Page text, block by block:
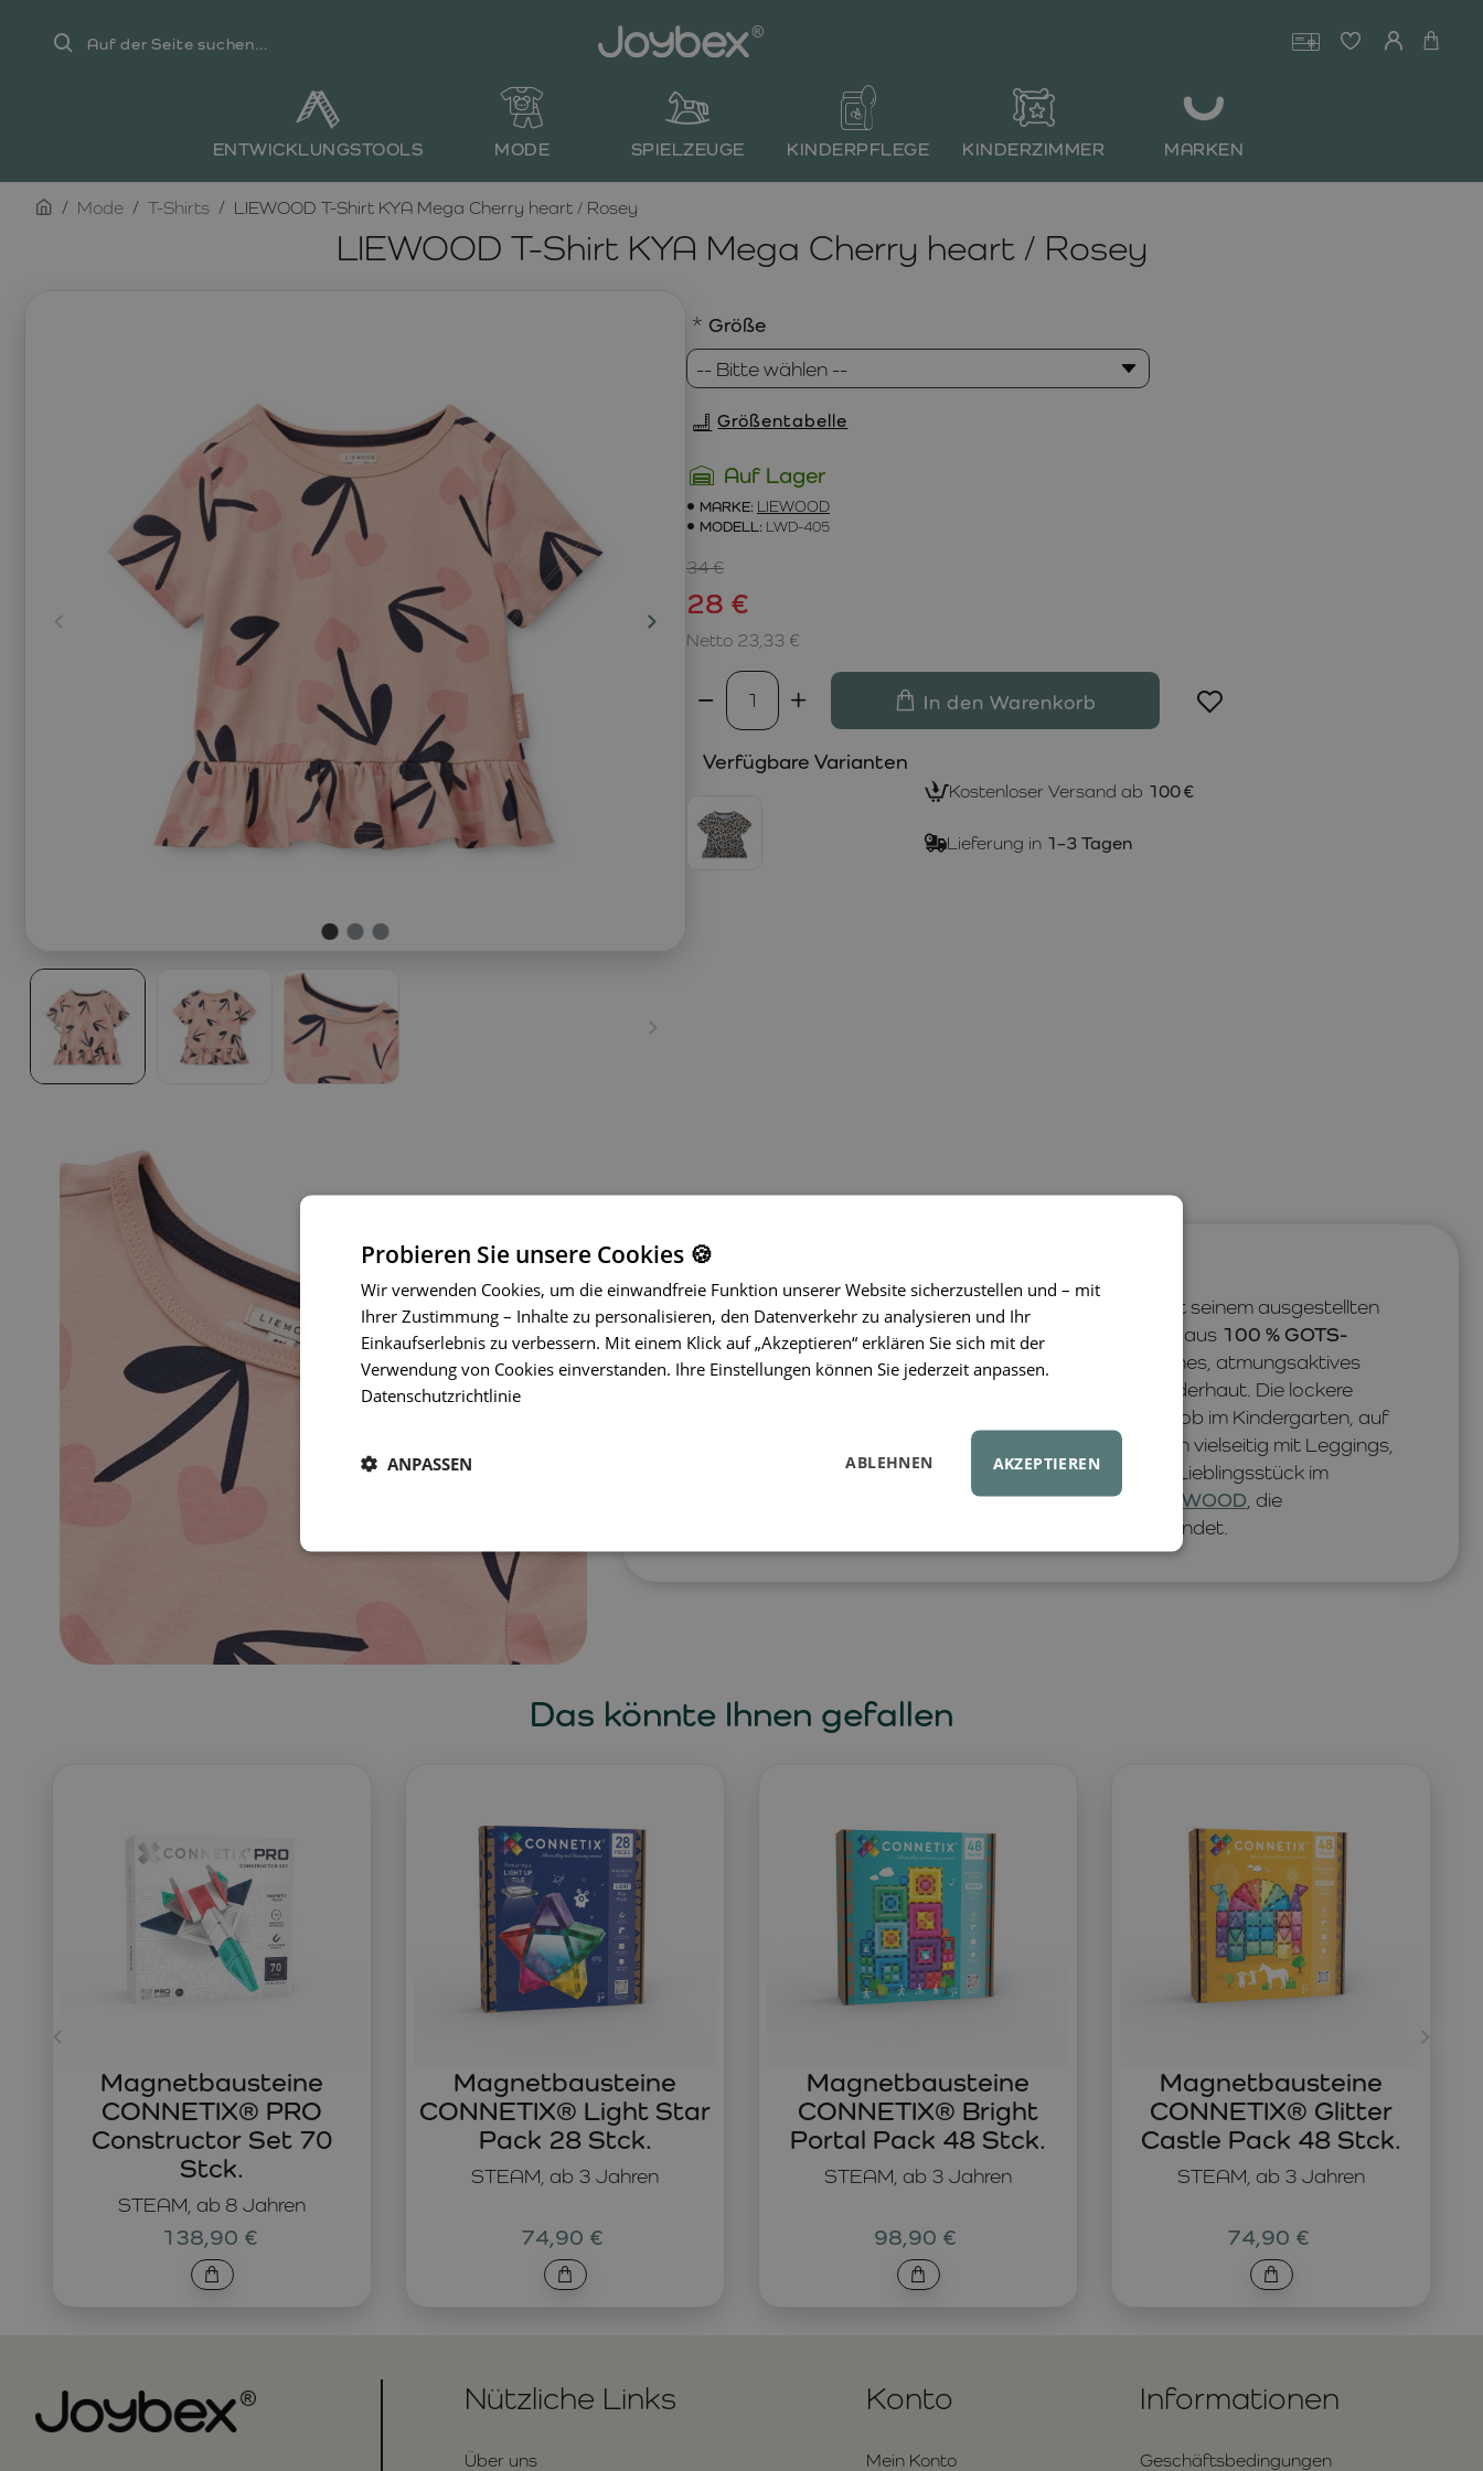
Auf
ENTWICKLUNGSTOOLS MODE SPIELZEUGE KINDERPFLEGE KINDERZIMMER MARKEN
LIEWOOD T-Shirt KYA Mega Cherry heart / Rosey
homeMode T-Shirts LIEWOOD T-Shirt KYA Mega Cherry heart / Rosey
Auf Lager
MARKE: LIEWOOD
MODELL: LWD-405
28 €
34 €
Netto 23,33 €
Größe
In den Warenkorb
Größentabelle
Verfügbare Varianten
Kostenloser Versand ab 100 €
Lieferung in 1–3 Tagen
Ein Alltags-T-Shirt mit besonderem Charme
Das LIEWOOD Kinder-T-Shirt KYA
verleiht jedem Outfit mit seinem ausgestellten
Peplum-Saum eine verspielte und elegante Note. Gefertigt aus 100 % GOTS-
zertifizierter Bio-Baumwolle, bietet es ein angenehm weiches, atmungsaktives
Tragegefühl und ist besonders sanft zur empfindlichen Kinderhaut. Die lockere
Passform sorgt den ganzen Tag über für hohen Komfort – ob im Kindergarten, auf
dem Spielplatz oder bei Familienfeiern. Das T-Shirt lässt sich vielseitig mit Leggings,
Röcken oder Jeans kombinieren und wird schnell zu einem Lieblingsstück im
Kleiderschrank. Entdecken Sie die Premiumqualität von
LIEWOOD, die
skandinavisches Design mit hochwertigen Materialien verbindet.
Das könnte Ihnen gefallen
STEAM, ab 8 Jahren
Magnetbausteine
CONNETIX® PRO
Constructor Set 70
Stck.
138,90 €
STEAM, ab 3 Jahren
Magnetbausteine
CONNETIX® Light Star
Pack 28 Stck.
74,90 €
STEAM, ab 3 Jahren
Magnetbausteine
CONNETIX® Bright
Portal Pack 48 Stck.
98,90 €
STEAM, ab 3 Jahren
Magnetbausteine
CONNETIX® Glitter
Castle Pack 48 Stck.
74,90 €
Nützliche Links
Über uns
Konto
Mein Konto
Informationen
Geschäftsbedingungen
Probieren Sie unsere Cookies 🍪
Wir verwenden Cookies, um die einwandfreie Funktion unserer Website sicherzustellen und – mit
Ihrer Zustimmung – Inhalte zu personalisieren, den Datenverkehr zu analysieren und Ihr
Einkaufserlebnis zu verbessern. Mit einem Klick auf „Akzeptieren“ erklären Sie sich mit der
Verwendung von Cookies einverstanden. Ihre Einstellungen können Sie jederzeit anpassen.
Datenschutzrichtlinie
AKZEPTIEREN
ABLEHNEN
ANPASSEN